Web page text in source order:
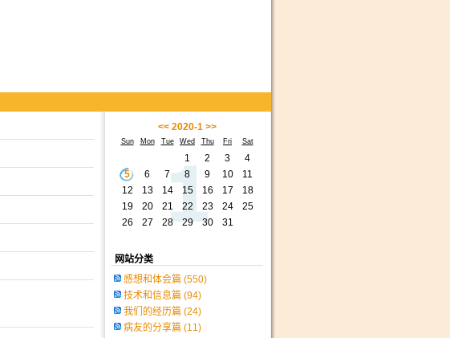
<< 2020-1 >>
Sun Mon Tue Wed Thu Fri Sat
1 2 3
4
5
6 7 8 9 10
11
12
13 14 15 16 17
18
19
20 21 22 23 24
25
26
27 28 29 30 31
网站分类
感想和体会篇 (550)
技术和信息篇 (94)
我们的经历篇 (24)
病友的分享篇 (11)